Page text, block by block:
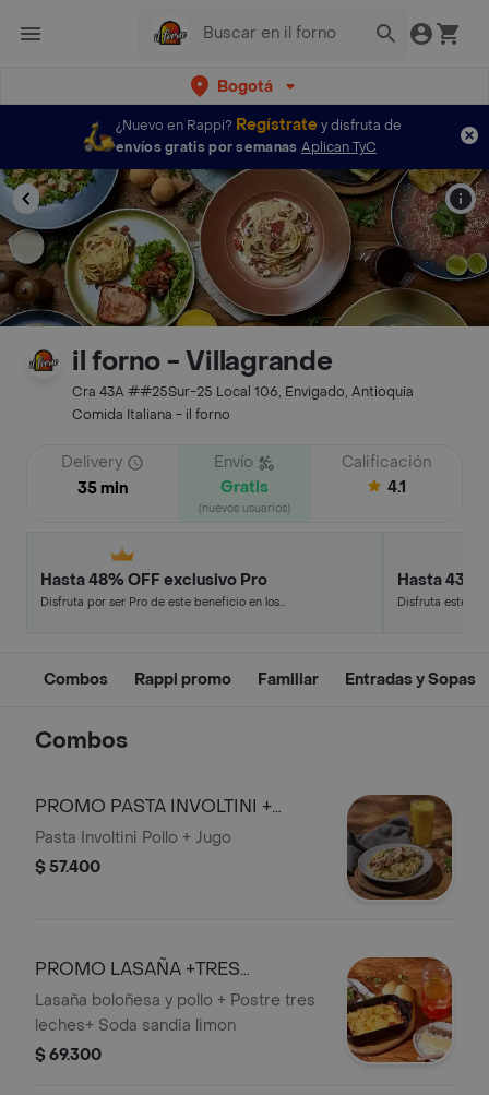
Bogotá
¿Nuevo en Rappi? Regístratey disfruta de
envíos gratis por semanas Aplican TyC
il forno - Villagrande
Cra 43A ##25Sur-25 Local 106, Envigado, Antioquia
Comida Italiana - il forno
Delivery
35 min
Envío
Gratis
(nuevos usuarios)
Calificación
4.1
Hasta 48% OFF exclusivo Pro
Disfruta por ser Pro de este beneficio en los
Hasta 43%
Disfruta este
Combos Rappi promo Familiar Entradas y Sopas
Combos
PROMO PASTA INVOLTINI +
JUGO
Pasta Involtini Pollo + Jugo
$ 57.400
PROMO LASAÑA +TRES
LECHES+SODA
Lasaña boloñesa y pollo + Postre tres
leches+ Soda sandia limon
$ 69.300